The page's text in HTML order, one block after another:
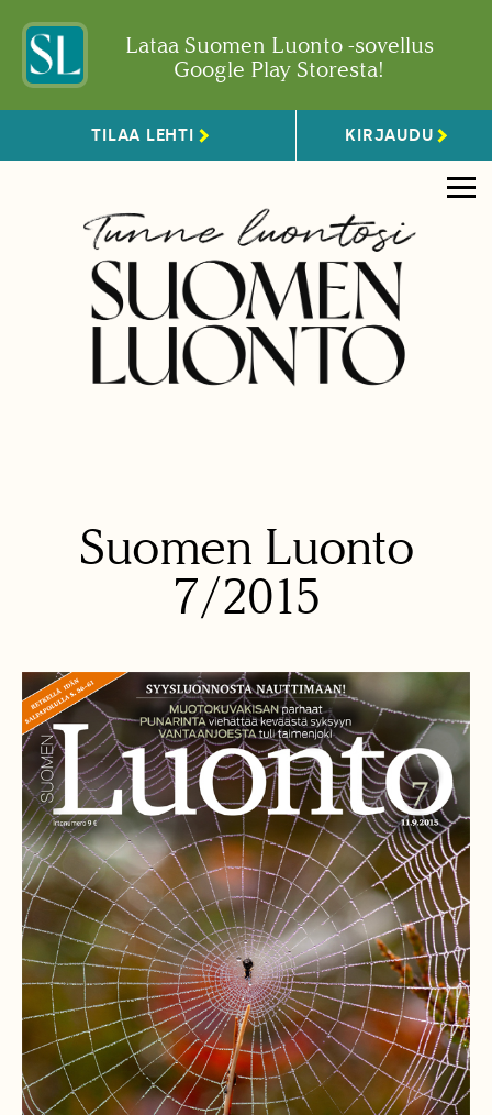
Lataa Suomen Luonto -sovellus
Google Play Storesta!
TILAA LEHTI KIRJAUDU
Suomen Luonto
7/2015